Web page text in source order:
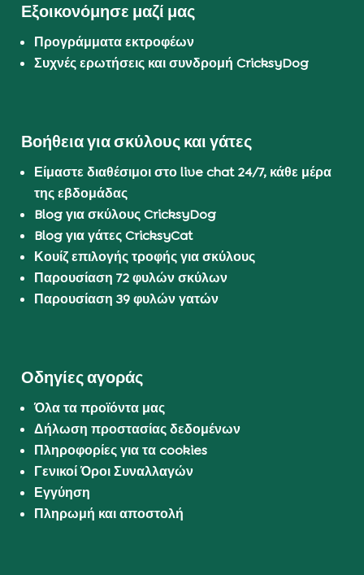
Εξοικονόμησε μαζί μας
Προγράμματα εκτροφέων
Συχνές ερωτήσεις και συνδρομή CricksyDog
Βοήθεια για σκύλους και γάτες
Είμαστε διαθέσιμοι στο live chat 24/7, κάθε μέρα
της εβδομάδας
Blog για σκύλους CricksyDog
Blog για γάτες CricksyCat
Κουίζ επιλογής τροφής για σκύλους
Παρουσίαση 72 φυλών σκύλων
Παρουσίαση 39 φυλών γατών
Οδηγίες αγοράς
Όλα τα προϊόντα μας
Δήλωση προστασίας δεδομένων
Πληροφορίες για τα cookies
Γενικοί Όροι Συναλλαγών
Εγγύηση
Πληρωμή και αποστολή